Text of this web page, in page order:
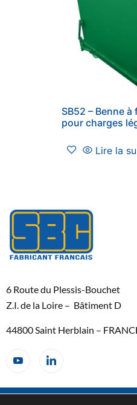
SB52 – Benne
pour charges
Lire la
6 Route du Plessis-Bouchet
Z.I. de la Loire – Bâtiment D
44800 Saint Herblain –